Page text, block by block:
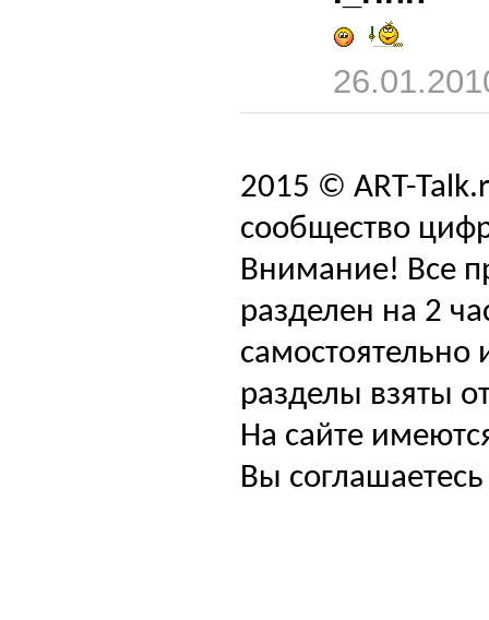
2015 © ART-
сообщество
Внимание! Все
разделен на 2
самостоятельно
разделы взяты
На сайте
Вы